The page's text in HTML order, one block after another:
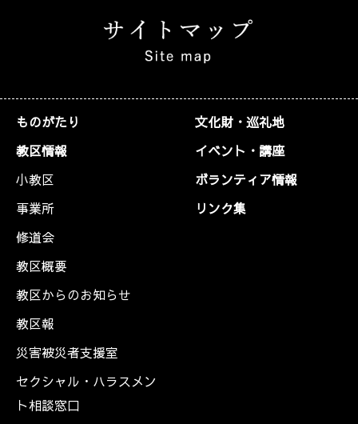
ものがたり
教区情報
小教区
事業所
修道会
教区概要
教区からのお知らせ
教区報
災害被災者支援室
セクシャル・ハラスメン
ト相談窓口
文化財・巡礼地
イベント・講座
ボランティア情報
リンク集